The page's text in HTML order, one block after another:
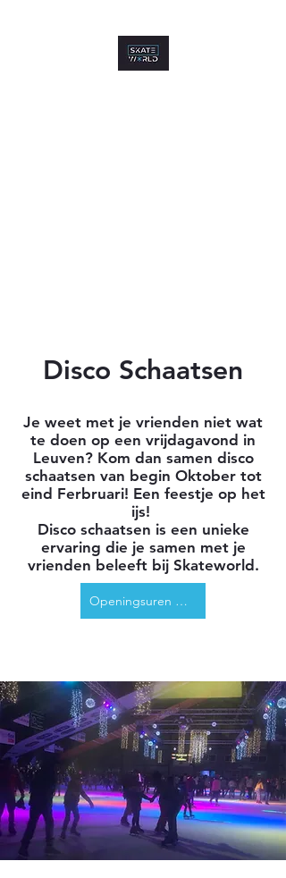
Disco Schaatsen
Je weet met je vrienden niet wat
te doen op een vrijdagavond in
Leuven? Kom dan samen disco
schaatsen van begin Oktober tot
eind Ferbruari! Een feestje op het
ijs!
Disco schaatsen is een unieke
ervaring die je samen met je
vrienden beleeft bij Skateworld.
Openingsuren en Ticketten